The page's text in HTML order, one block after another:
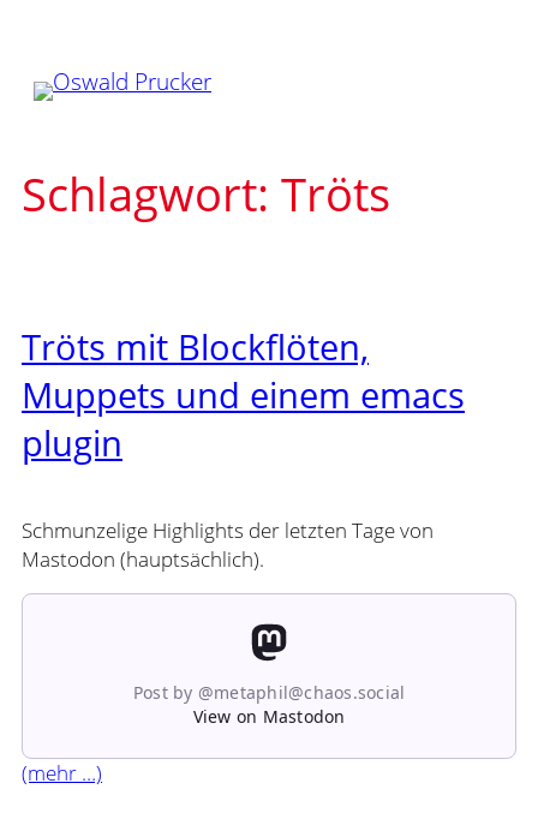
springen
Schlagwort: Tröts
Tröts mit Blockflöten,
Muppets und einem emacs
plugin
Schmunzelige Highlights der letzten Tage von
Mastodon (hauptsächlich).
Post by @metaphil@chaos.social
View on Mastodon
(mehr …)